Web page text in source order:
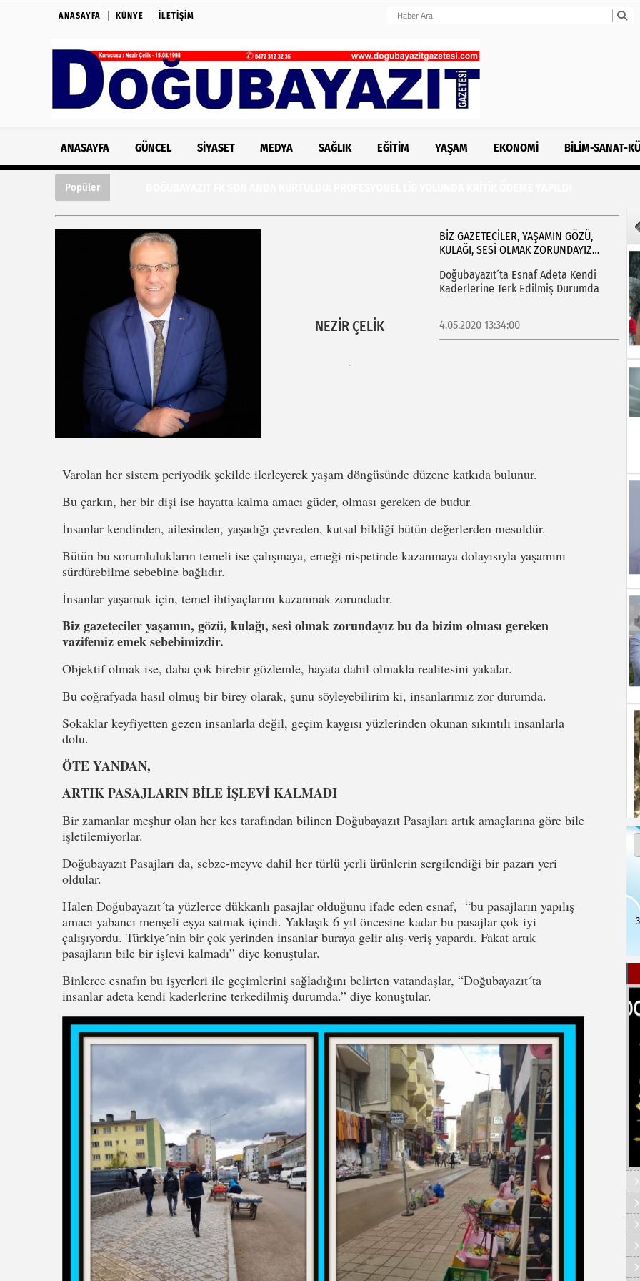
ANASAYFA KÜNYE İLETIŞIM
ANASAYFA GÜNCEL SIYASET MEDYA SAĞLIK EĞITIM YAŞAM EKONOMI BILIM-SANAT-
Popüler
NEZİR ÇELİK
BİZ GAZETECİLER, YAŞAMIN GÖZÜ,
KULAĞI, SESİ OLMAK ZORUNDAYIZ…
Doğubayazıt´ta Esnaf Adeta Kendi
Kaderlerine Terk Edilmiş Durumda
4.05.2020 13:34:00
Varolan her sistem periyodik şekilde ilerleyerek yaşam döngüsünde düzene katkıda bulunur.
Bu çarkın, her bir dişi ise hayatta kalma amacı güder, olması gereken de budur.
İnsanlar kendinden, ailesinden, yaşadığı çevreden, kutsal bildiği bütün değerlerden mesuldür.
Bütün bu sorumlulukların temeli ise çalışmaya, emeği nispetinde kazanmaya dolayısıyla yaşamını
sürdürebilme sebebine bağlıdır.
İnsanlar yaşamak için, temel ihtiyaçlarını kazanmak zorundadır.
Biz gazeteciler yaşamın, gözü, kulağı, sesi olmak zorundayız bu da bizim olması gereken
vazifemiz emek sebebimizdir.
Objektif olmak ise, daha çok birebir gözlemle, hayata dahil olmakla realitesini yakalar.
Bu coğrafyada hasıl olmuş bir birey olarak, şunu söyleyebilirim ki, insanlarımız zor durumda.
Sokaklar keyfiyetten gezen insanlarla değil, geçim kaygısı yüzlerinden okunan sıkıntılı insanlarla
dolu.
ÖTE YANDAN,
ARTIK PASAJLARIN BİLE İŞLEVİ KALMADI
Bir zamanlar meşhur olan her kes tarafından bilinen Doğubayazıt Pasajları artık amaçlarına göre bile
işletilemiyorlar.
Doğubayazıt Pasajları da, sebze-meyve dahil her türlü yerli ürünlerin sergilendiği bir pazarı yeri
oldular.
Halen Doğubayazıt´ta yüzlerce dükkanlı pasajlar olduğunu ifade eden esnaf, “bu pasajların yapılış
amacı yabancı menşeli eşya satmak içindi. Yaklaşık 6 yıl öncesine kadar bu pasajlar çok iyi
çalışıyordu. Türkiye´nin bir çok yerinden insanlar buraya gelir alış-veriş yapardı. Fakat artık
pasajların bile bir işlevi kalmadı” diye konuştular.
Binlerce esnafın bu işyerleri ile geçimlerini sağladığını belirten vatandaşlar, “Doğubayazıt´ta
insanlar adeta kendi kaderlerine terkedilmiş durumda.” diye konuştular.